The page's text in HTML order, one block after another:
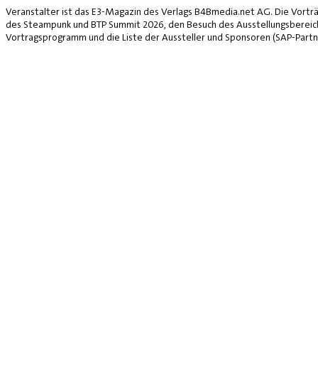
Veranstalter ist das E3-Magazin des Verlags B4Bmedia.net AG. Die
des Steampunk und BTP Summit 2026, den Besuch des
Vortragsprogramm und die Liste der Aussteller und Sponsoren (SAP-